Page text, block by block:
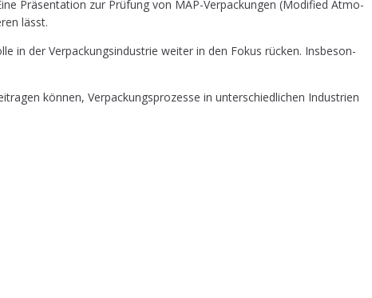
Prä­sen­ta­ti­on zur Prü­fung von MAP-Ver­pa­ckun­gen (Modi­fied Atmo­
lässt.
in der Ver­pa­ckungs­in­dus­trie wei­ter in den Fokus rücken. Ins­be­son­
kön­nen, Ver­pa­ckungs­pro­zes­se in unter­schied­li­chen Indus­trien